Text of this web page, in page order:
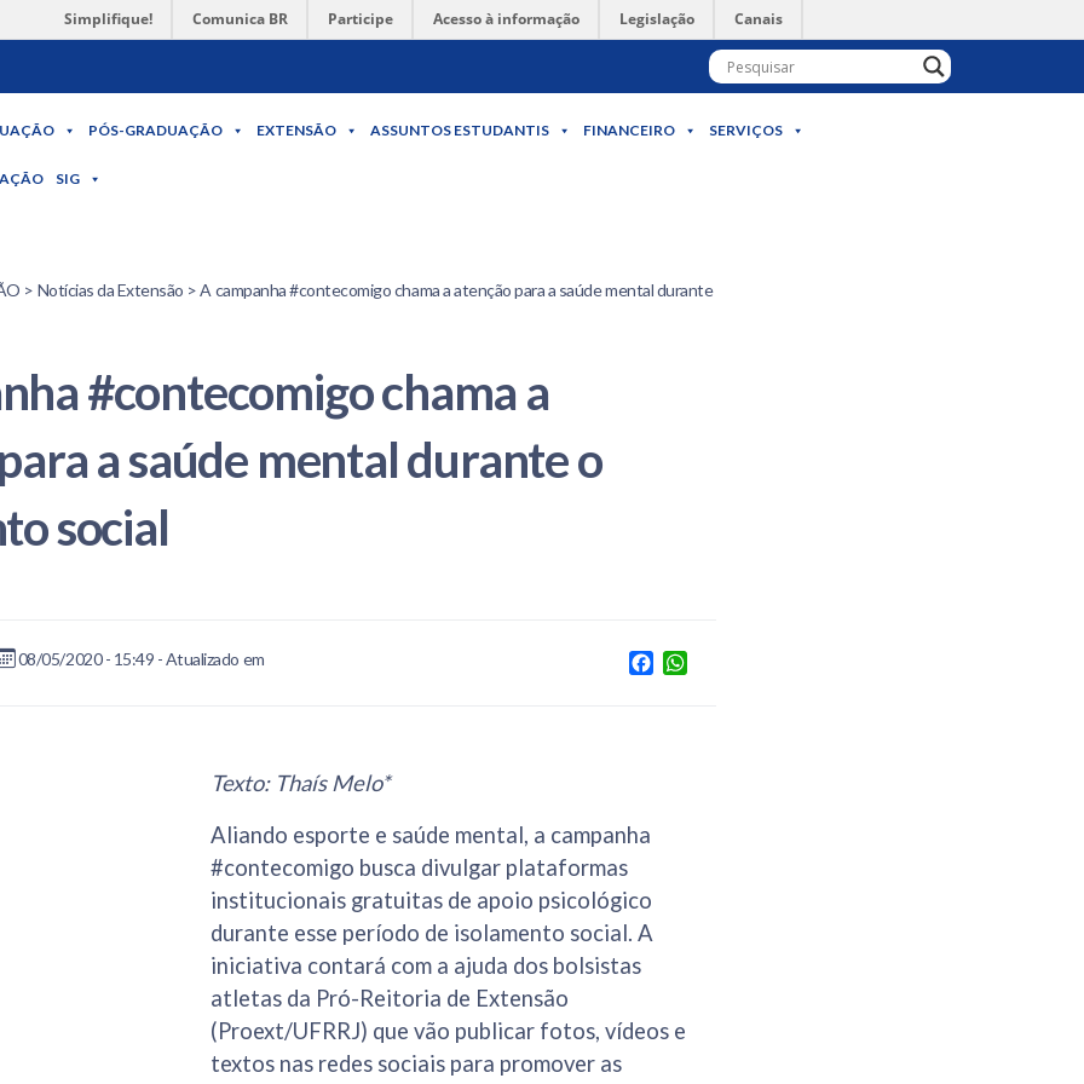
Simplifique! Comunica BR Participe Acesso à informação Legislação Canais
PÓS-GRADUAÇÃO EXTENSÃO ASSUNTOS ESTUDANTIS FINANCEIRO SERVIÇOS
SIG
> Notícias da Extensão > A campanha #contecomigo chama a atenção para a saúde mental durante
#contecomigo chama a
a saúde mental durante o
social
08/05/2020 - 15:49 - Atualizado em Facebook
Texto: Thaís Melo*
Aliando esporte e saúde mental, a campanha
#contecomigo busca divulgar plataformas
institucionais gratuitas de apoio psicológico
durante esse período de isolamento social. A
iniciativa contará com a ajuda dos bolsistas
atletas da Pró-Reitoria de Extensão
(Proext/UFRRJ) que vão publicar fotos, vídeos e
textos nas redes sociais para promover as